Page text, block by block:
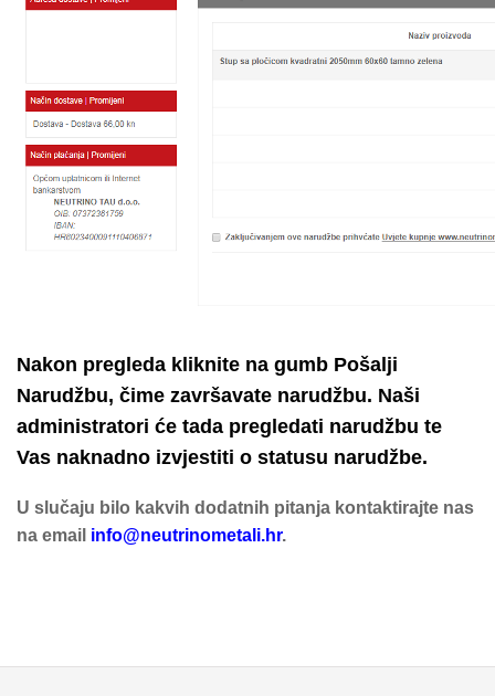
Nakon pregleda kliknite na gumb Pošalji
Narudžbu, čime završavate narudžbu. Naši
administratori će tada pregledati narudžbu te
Vas naknadno izvjestiti o statusu narudžbe.
U slučaju bilo kakvih dodatnih pitanja kontaktirajte nas
na email info@neutrinometali.hr.